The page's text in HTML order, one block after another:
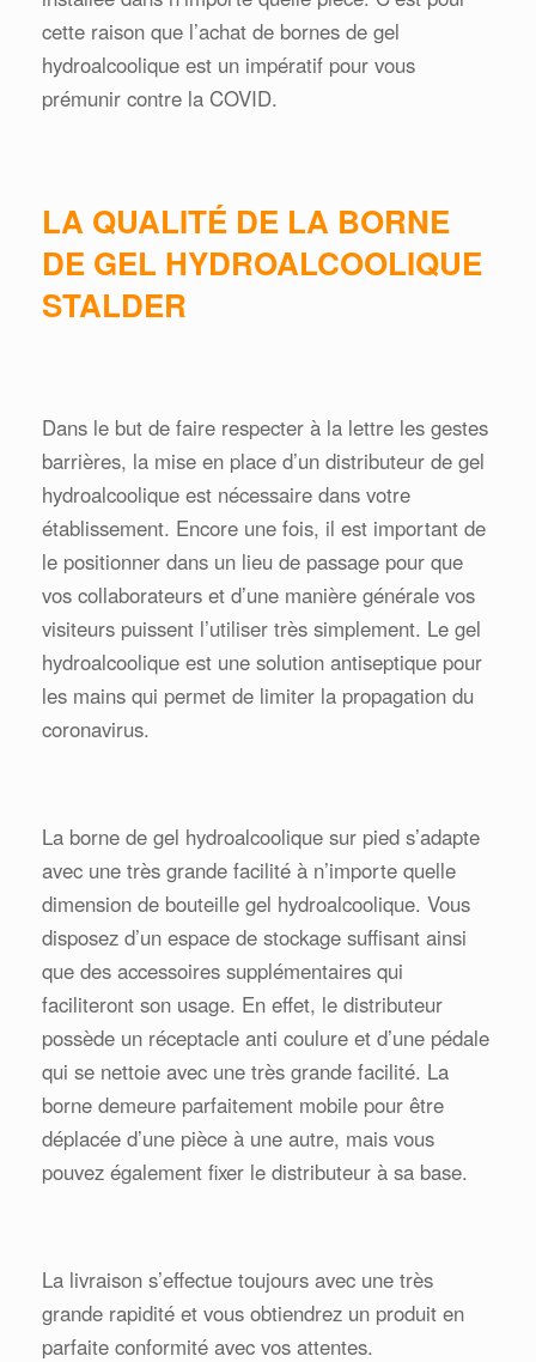
cette raison que l’achat de bornes de gel
hydroalcoolique est un impératif pour vous
prémunir contre la COVID.
LA QUALITÉ DE LA BORNE
DE GEL HYDROALCOOLIQUE
STALDER
Dans le but de faire respecter à la lettre les gestes
barrières, la mise en place d’un distributeur de gel
hydroalcoolique est nécessaire dans votre
établissement. Encore une fois, il est important de
le positionner dans un lieu de passage pour que
vos collaborateurs et d’une manière générale vos
visiteurs puissent l’utiliser très simplement. Le gel
hydroalcoolique est une solution antiseptique pour
les mains qui permet de limiter la propagation du
coronavirus.
La borne de gel hydroalcoolique sur pied s’adapte
avec une très grande facilité à n’importe quelle
dimension de bouteille gel hydroalcoolique. Vous
disposez d’un espace de stockage suffisant ainsi
que des accessoires supplémentaires qui
faciliteront son usage. En effet, le distributeur
possède un réceptacle anti coulure et d’une pédale
qui se nettoie avec une très grande facilité. La
borne demeure parfaitement mobile pour être
déplacée d’une pièce à une autre, mais vous
pouvez également fixer le distributeur à sa base.
La livraison s’effectue toujours avec une très
grande rapidité et vous obtiendrez un produit en
parfaite conformité avec vos attentes.